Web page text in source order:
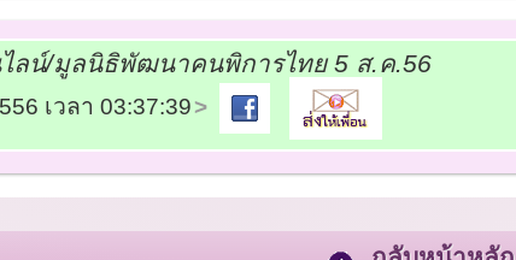
ไลน์/มูลนิธิพัฒนาคนพิการไทย 5 ส.ค.56
เวลา 03:37:39